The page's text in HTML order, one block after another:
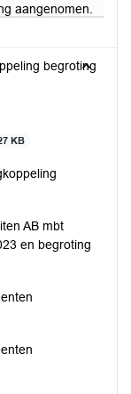
aangenomen.
begroting
KB
AB mbt
en begroting